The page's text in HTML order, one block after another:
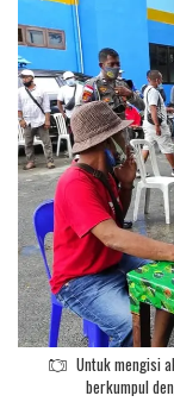
Untuk mengisi
berkumpul